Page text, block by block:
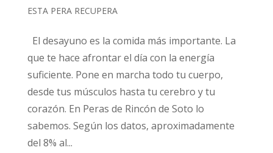
ESTA PERA RECUPERA
El desayuno es la comida más importante. La
que te hace afrontar el día con la energía
suficiente. Pone en marcha todo tu cuerpo,
desde tus músculos hasta tu cerebro y tu
corazón. En Peras de Rincón de Soto lo
sabemos. Según los datos, aproximadamente
del 8% al...